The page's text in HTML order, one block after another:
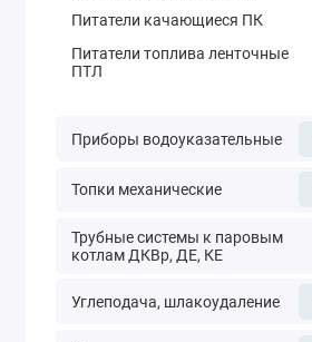
Питатели качающиеся ПК
Питатели топлива ленточные
ПТЛ
Приборы водоуказательные
Топки механические
Трубные системы к паровым
котлам ДКВр, ДЕ, КЕ
Углеподача, шлакоудаление